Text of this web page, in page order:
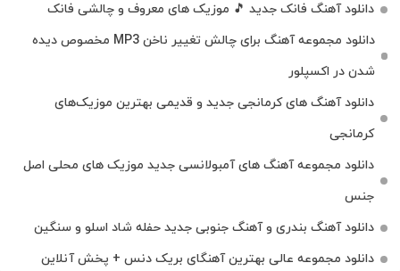
دانلود آهنگ فانک جدید 🎵 موزیک‌ های معروف و چالشی فانک
دانلود مجموعه آهنگ برای چالش تغییر ناخن MP3 مخصوص دیده
شدن در اکسپلور
دانلود آهنگ‌ های کرمانجی جدید و قدیمی بهترین موزیک‌های
کرمانجی
دانلود مجموعه آهنگ های آمبولانسی جدید موزیک های محلی اصل
جنس
دانلود آهنگ بندری و آهنگ جنوبی جدید حفله شاد اسلو و سنگین
دانلود مجموعه عالی بهترین آهنگای بریک دنس + پخش آنلاین